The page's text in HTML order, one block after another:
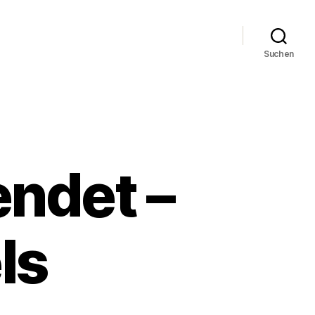
Suchen
–